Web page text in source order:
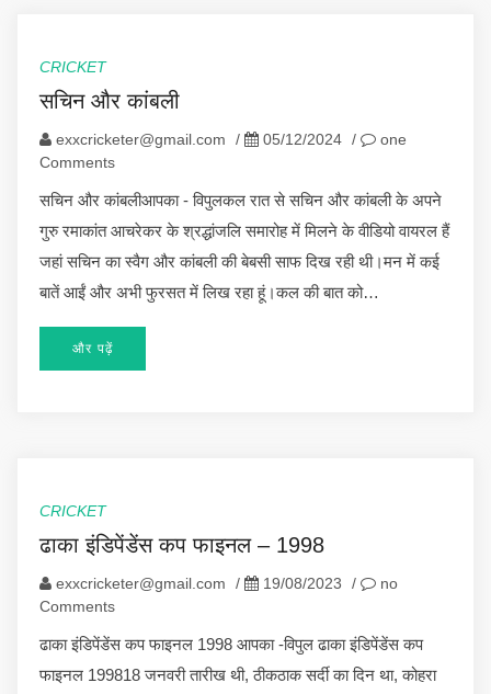
CRICKET
सचिन और कांबली
exxcricketer@gmail.com / 05/12/2024 /
one
Comments
सचिन और कांबलीआपका - विपुलकल रात से सचिन और कांबली के अपने
गुरु रमाकांत आचरेकर के श्रद्धांजलि समारोह में मिलने के वीडियो वायरल हैं
जहां सचिन का स्वैग और कांबली की बेबसी साफ दिख रही थी।मन में कई
बातें आईं और अभी फुरसत में लिख रहा हूं।कल की बात को…
और पढ़ें
CRICKET
ढाका इंडिपेंडेंस कप फाइनल – 1998
exxcricketer@gmail.com / 19/08/2023 /
no
Comments
ढाका इंडिपेंडेंस कप फाइनल 1998 आपका -विपुल ढाका इंडिपेंडेंस कप
फाइनल 199818 जनवरी तारीख थी, ठीकठाक सर्दी का दिन था, कोहरा